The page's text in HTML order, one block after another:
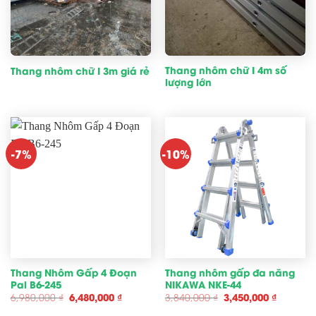
Thang nhôm chữ I 3m giá rẻ
Thang nhôm chữ I 4m số
lượng lớn
-7%
Thang Nhôm Gấp 4 Đoạn
Pal B6-245
6,980,000₫ Giá
gốc
6,480,000 ₫Giá
-10%
Thang nhôm gấp đa năng
NIKAWA NKE-44
3,840,000₫ Giá
gốc
3,450,000 ₫Giá